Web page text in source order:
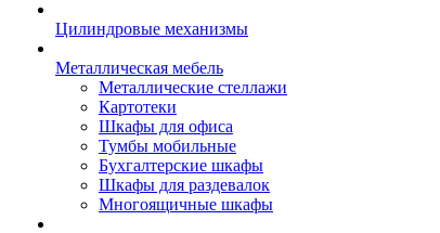
Цилиндровые механизмы
Металлическая мебель
Металлические стеллажи
Картотеки
Шкафы для офиса
Тумбы мобильные
Бухгалтерские шкафы
Шкафы для раздевалок
Многоящичные шкафы